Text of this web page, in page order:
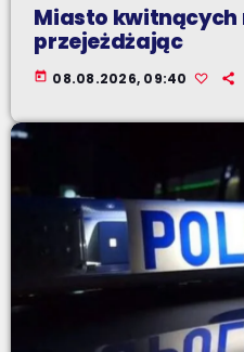
Miasto kwitnących
przejeżdżając
today 08.08.2026, 09:40